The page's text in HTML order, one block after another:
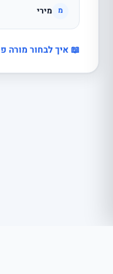
מ מירי
📖 איך לבחור מורה